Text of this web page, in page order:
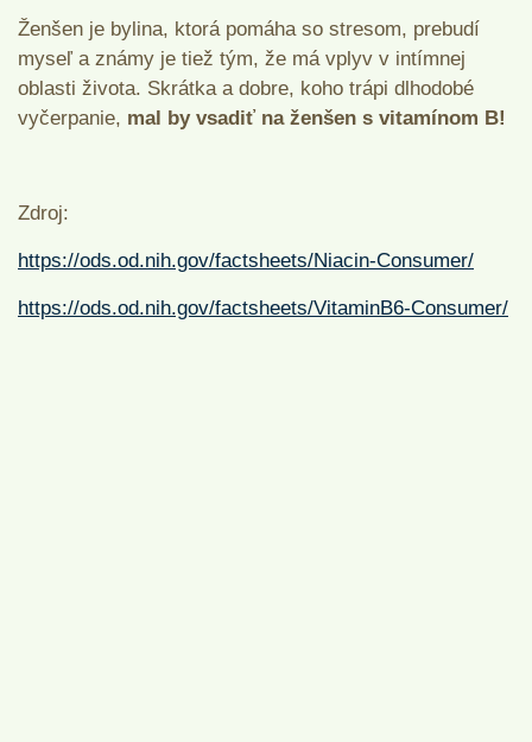
Ženšen je bylina, ktorá pomáha so stresom, prebudí
myseľ a známy je tiež tým, že má vplyv v intímnej
oblasti života. Skrátka a dobre, koho trápi dlhodobé
vyčerpanie, mal by vsadiť na ženšen s vitamínom B!
Zdroj:
https://ods.od.nih.gov/factsheets/Niacin-Consumer/
https://ods.od.nih.gov/factsheets/VitaminB6-Consumer/